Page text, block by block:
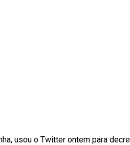
usou o Twitter ontem para